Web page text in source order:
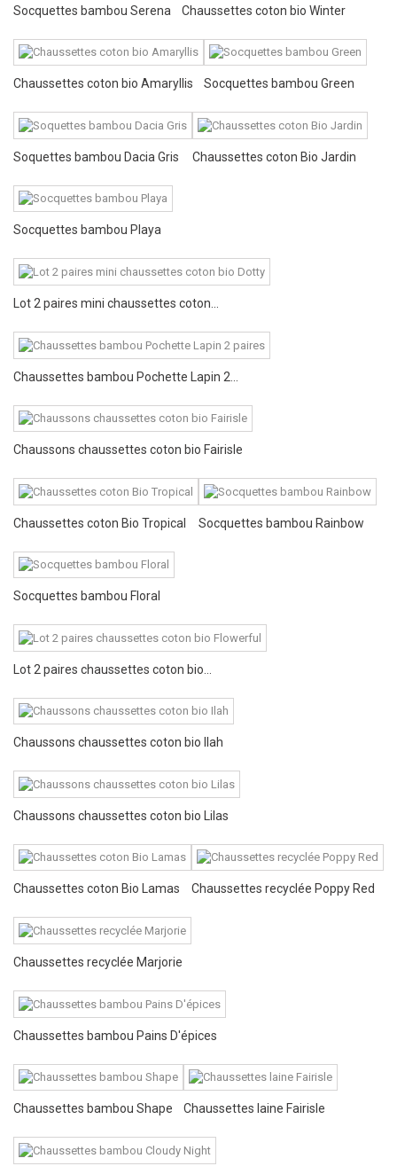
Socquettes bambou Serena Chaussettes coton bio Winter
Chaussettes coton bio Amaryllis Socquettes bambou Green
Soquettes bambou Dacia Gris Chaussettes coton Bio Jardin
Socquettes bambou Playa
Lot 2 paires mini chaussettes coton...
Chaussettes bambou Pochette Lapin 2...
Chaussons chaussettes coton bio Fairisle
Chaussettes coton Bio Tropical Socquettes bambou Rainbow
Socquettes bambou Floral
Lot 2 paires chaussettes coton bio...
Chaussons chaussettes coton bio Ilah
Chaussons chaussettes coton bio Lilas
Chaussettes coton Bio Lamas Chaussettes recyclée Poppy Red
Chaussettes recyclée Marjorie
Chaussettes bambou Pains D'épices
Chaussettes bambou Shape Chaussettes laine Fairisle